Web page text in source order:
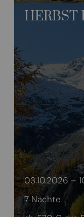
HERBST
03.10.2026 –
7 Nächte